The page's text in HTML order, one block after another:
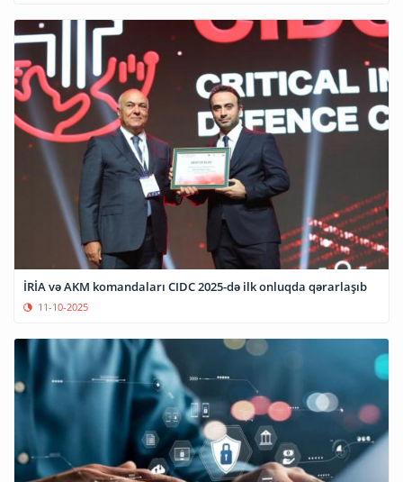
İRİA və AKM komandaları CIDC 2025-də ilk onluqda qərarlaşıb
11-10-2025